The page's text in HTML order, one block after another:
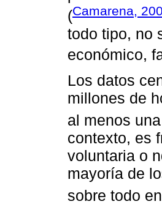
(Camarena,
todo tipo, no
económico,
Los datos
millones de
al menos
contexto, es
voluntaria o
mayoría de
sobre todo